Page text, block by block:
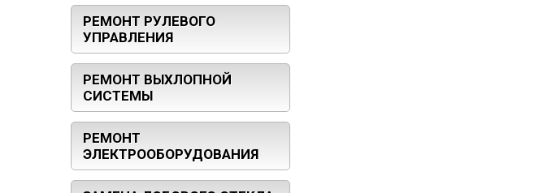
РЕМОНТ РУЛЕВОГО
УПРАВЛЕНИЯ
РЕМОНТ ВЫХЛОПНОЙ
СИСТЕМЫ
РЕМОНТ
ЭЛЕКТРООБОРУДОВАНИЯ